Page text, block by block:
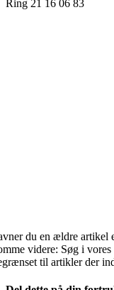
Ring 21 16 06 83
du en ældre artikel
videre: Søg i vores
til artikler der